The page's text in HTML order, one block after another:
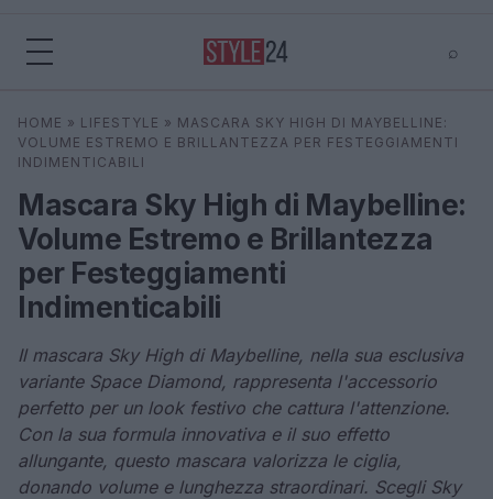
⌕
Cerca ⌕
HOME » LIFESTYLE » MASCARA SKY HIGH DI MAYBELLINE:
VOLUME ESTREMO E BRILLANTEZZA PER FESTEGGIAMENTI
INDIMENTICABILI
Mascara Sky High di Maybelline:
Volume Estremo e Brillantezza
per Festeggiamenti
Indimenticabili
Il mascara Sky High di Maybelline, nella sua esclusiva
variante Space Diamond, rappresenta l'accessorio
perfetto per un look festivo che cattura l'attenzione.
Con la sua formula innovativa e il suo effetto
allungante, questo mascara valorizza le ciglia,
donando volume e lunghezza straordinari. Scegli Sky